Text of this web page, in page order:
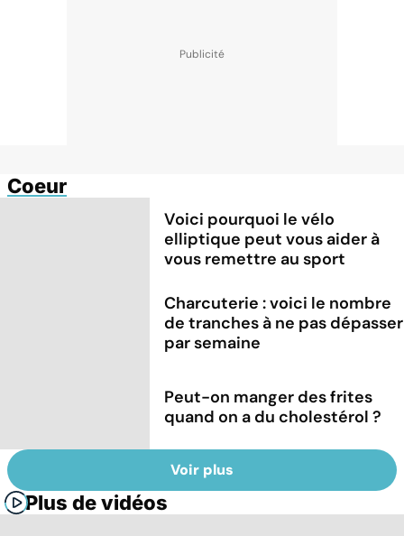
Coeur
Voici pourquoi le vélo
elliptique peut vous aider à
vous remettre au sport
Charcuterie : voici le nombre
de tranches à ne pas dépasser
par semaine
Peut-on manger des frites
quand on a du cholestérol ?
Voir plus
Plus de vidéos